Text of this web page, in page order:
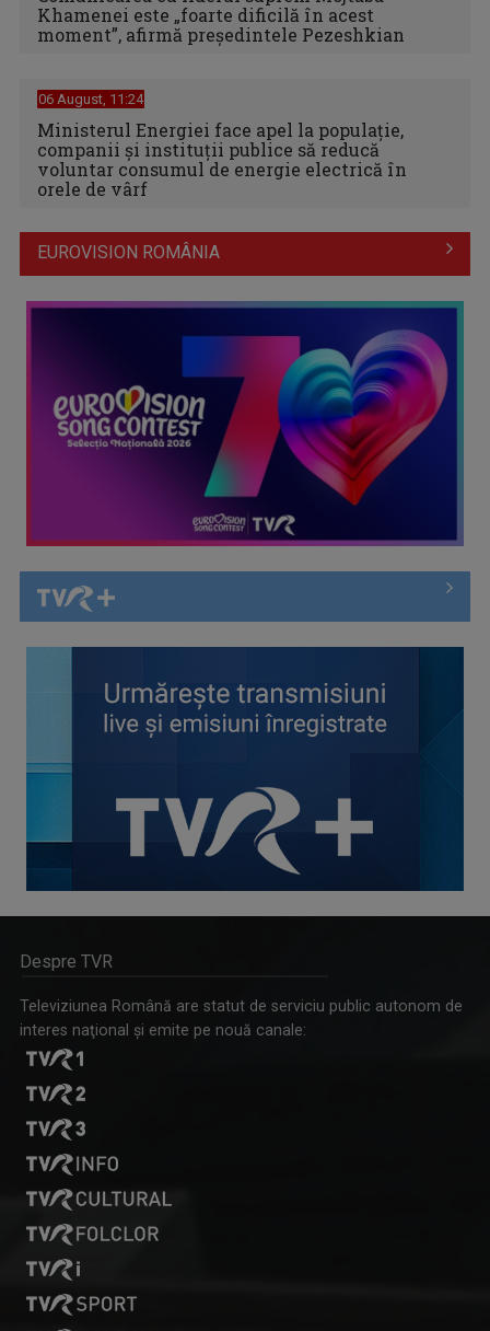
Khamenei este „foarte dificilă în acest
moment”, afirmă preşedintele Pezeshkian
06 August, 11:24
Ministerul Energiei face apel la populație,
companii și instituții publice să reducă
voluntar consumul de energie electrică în
orele de vârf
EUROVISION ROMÂNIA
Despre TVR
Televiziunea Română are statut de serviciu public autonom de
interes naţional şi emite pe nouă canale: